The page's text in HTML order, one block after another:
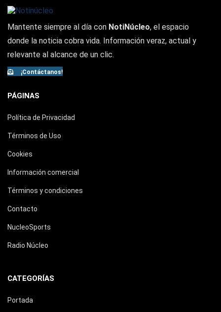
Mantente siempre al día con NotiNúcleo, el espacio
donde la noticia cobra vida. Información veraz, actual y
relevante al alcance de un clic.
¡Contáctanos!
PÁGINAS
Política de Privacidad
Términos de Uso
Cookies
Información comercial
Términos y condiciones
Contacto
NucleoSports
Radio Núcleo
CATEGORÍAS
Portada